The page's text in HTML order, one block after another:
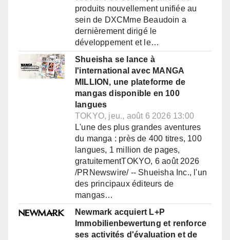
produits nouvellement unifiée au
sein de DXCMme Beaudoin a
dernièrement dirigé le
développement et le…
Shueisha se lance à
l'international avec MANGA
MILLION, une plateforme de
mangas disponible en 100
langues
TOKYO, jeu., août 6 2026 13:00
L'une des plus grandes aventures
du manga : près de 400 titres, 100
langues, 1 million de pages,
gratuitementTOKYO, 6 août 2026
/PRNewswire/ -- Shueisha Inc., l'un
des principaux éditeurs de
mangas…
Newmark acquiert L+P
Immobilienbewertung et renforce
ses activités d'évaluation et de